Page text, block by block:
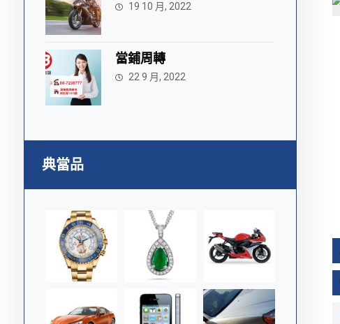
19 10 月, 2022
當鋪周轉
22 9 月, 2022
典當品